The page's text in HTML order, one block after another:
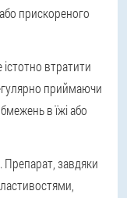
прискореного
втратити
приймаючи
в їжі або
завдяки